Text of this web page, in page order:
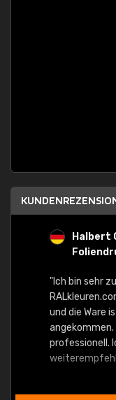
Halbert
"Ich bin sehr
und die Ware
angekommen.
professionell.